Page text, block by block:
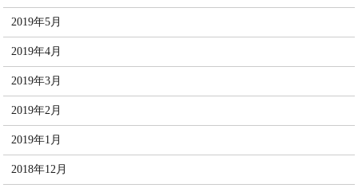
2019年5月
2019年4月
2019年3月
2019年2月
2019年1月
2018年12月